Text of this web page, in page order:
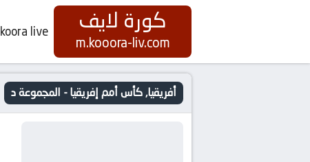
كورة لايف
m.kooora-liv.com
koora live
أفريقيا, كأس أمم إفريقيا - المجموعة د